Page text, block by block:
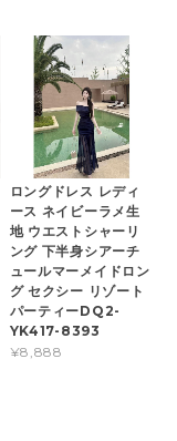
ロングドレス レディ
ース ネイビーラメ生
地 ウエストシャーリ
ング 下半身シアーチ
ュールマーメイドロン
グ セクシー リゾート
パーティーDQ2-
YK417-8393
¥8,888